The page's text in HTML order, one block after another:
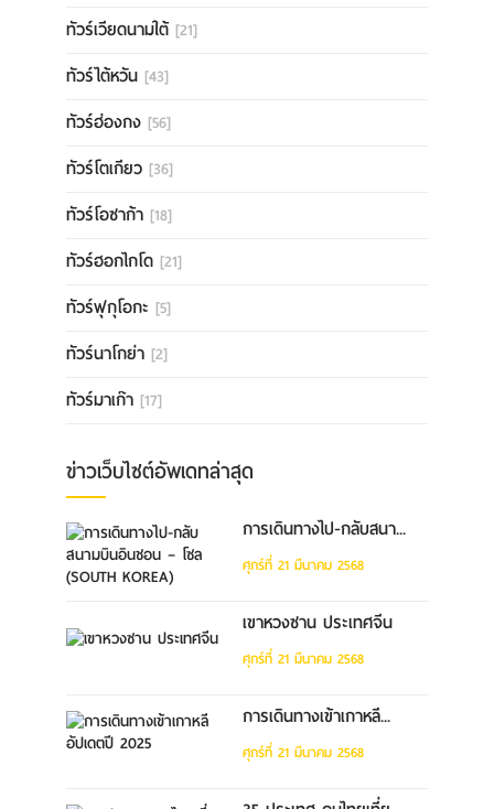
ทัวร์เวียดนามใต้ [21]
ทัวร์ไต้หวัน [43]
ทัวร์ฮ่องกง [56]
ทัวร์โตเกียว [36]
ทัวร์โอซาก้า [18]
ทัวร์ฮอกไกโด [21]
ทัวร์ฟุกุโอกะ [5]
ทัวร์นาโกย่า [2]
ทัวร์มาเก๊า [17]
ข่าวเว็บไซต์อัพเดทล่าสุด
การเดินทางไป-กลับสนา...
ศุกร์ที่ 21 มีนาคม 2568
เขาหวงซาน ประเทศจีน
ศุกร์ที่ 21 มีนาคม 2568
การเดินทางเข้าเกาหลี...
ศุกร์ที่ 21 มีนาคม 2568